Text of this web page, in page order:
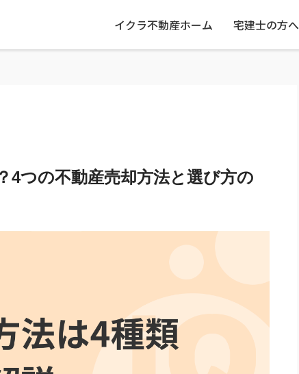
イクラ不動産ホーム 宅建士の方へ
4つの不動産売却方法と選び方の